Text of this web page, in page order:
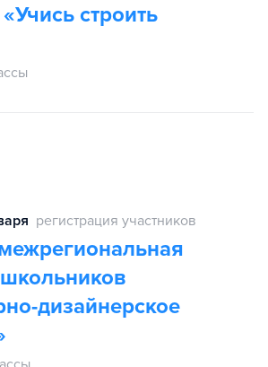
строить
регистрация участников
дизайнерское